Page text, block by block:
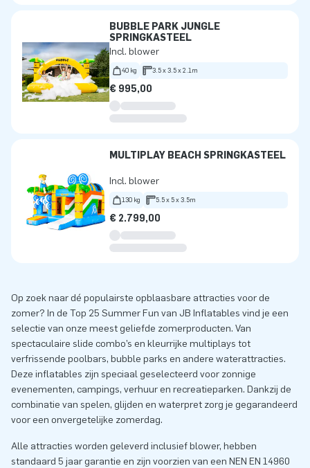
BUBBLE PARK JUNGLE
SPRINGKASTEEL
Incl. blower
40 kg 3.5 x 3.5 x 2.1m
€ 995,00
MULTIPLAY BEACH SPRINGKASTEEL
Incl. blower
130 kg 5.5 x 5 x 3.5m
€ 2.799,00
Op zoek naar dé populairste opblaasbare attracties voor de
zomer? In de Top 25 Summer Fun van JB Inflatables vind je een
selectie van onze meest geliefde zomerproducten. Van
spectaculaire slide combo’s en kleurrijke multiplays tot
verfrissende poolbars, bubble parks en andere waterattracties.
Deze inflatables zijn speciaal geselecteerd voor zonnige
evenementen, campings, verhuur en recreatieparken. Dankzij de
combinatie van spelen, glijden en waterpret zorg je gegarandeerd
voor een onvergetelijke zomerdag.
Alle attracties worden geleverd inclusief blower, hebben
standaard 5 jaar garantie en zijn voorzien van een NEN EN 14960